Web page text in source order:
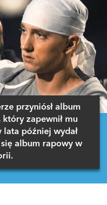
przyniósł album
który zapewnił mu
lata później wydał
album rapowy w